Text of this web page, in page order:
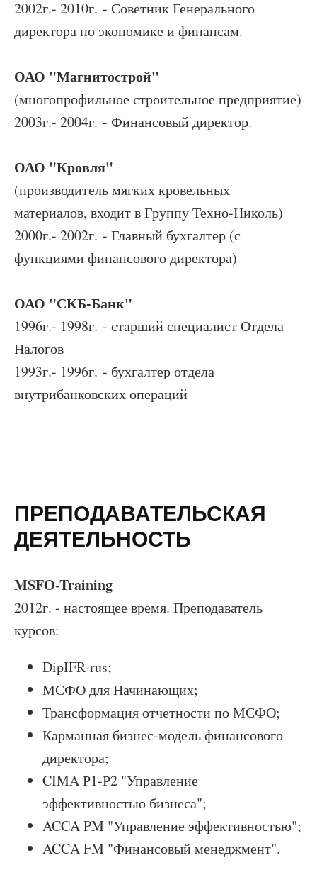
2002г.- 2010г. - Советник Генерального
директора по экономике и финансам.
ОАО "Магнитострой"
(многопрофильное строительное предприятие)
2003г.- 2004г. - Финансовый директор.
ОАО "Кровля"
(производитель мягких кровельных
материалов, входит в Группу Техно-Николь)
2000г.- 2002г. - Главный бухгалтер (с
функциями финансового директора)
ОАО "СКБ-Банк"
1996г.- 1998г. - старший специалист Отдела
Налогов
1993г.- 1996г. - бухгалтер отдела
внутрибанковских операций
ПРЕПОДАВАТЕЛЬСКАЯ
ДЕЯТЕЛЬНОСТЬ
MSFO-Training
2012г. - настоящее время. Преподаватель
курсов:
DipIFR-rus;
МСФО для Начинающих;
Трансформация отчетности по МСФО;
Карманная бизнес-модель финансового
директора;
CIMA Р1-Р2 "Управление
эффективностью бизнеса";
ACCA PM "Управление эффективностью";
ACCA FM "Финансовый менеджмент".